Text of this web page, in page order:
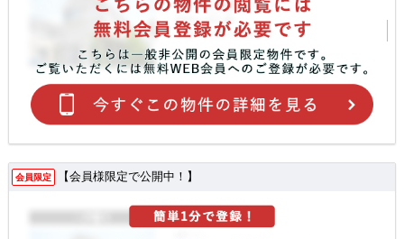
会員限定 【会員様限定で公開中！】